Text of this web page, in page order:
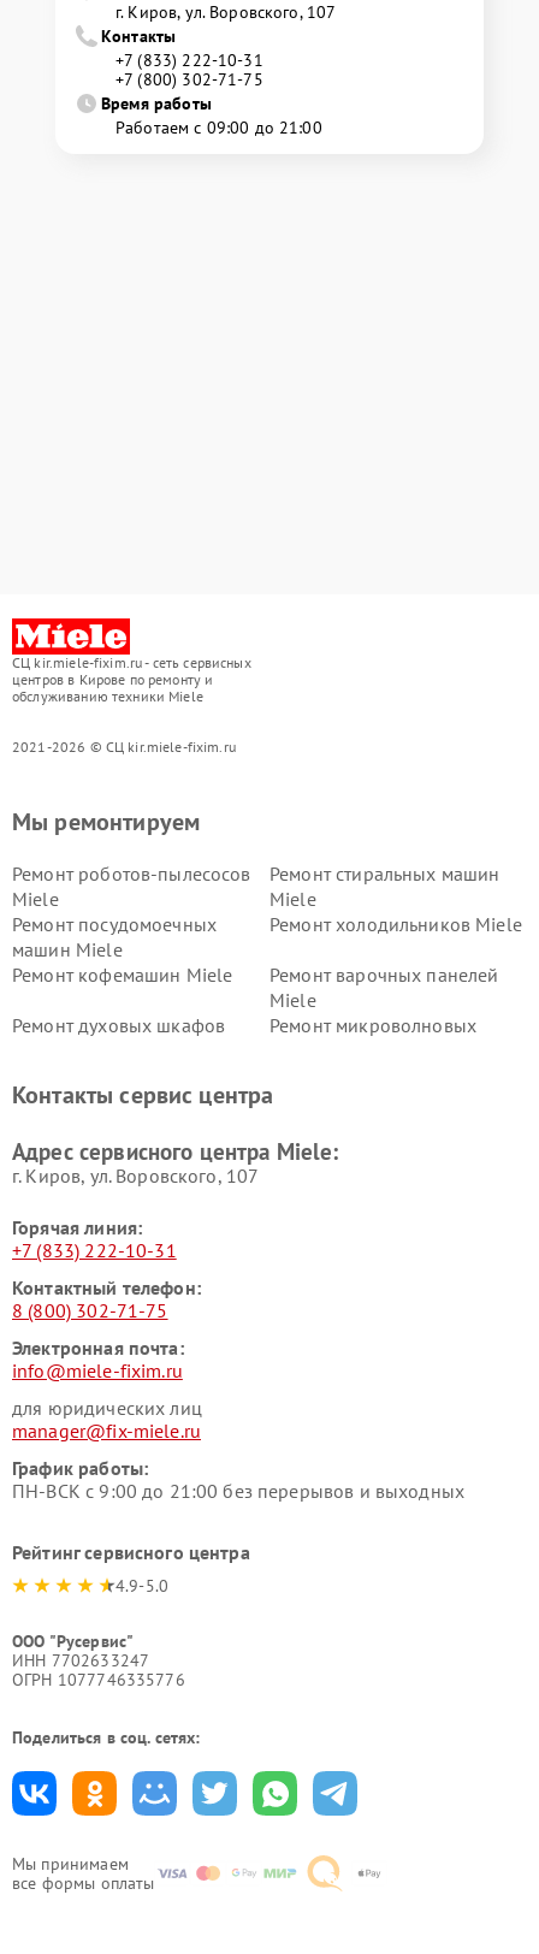
г. Киров, ул. Воровского, 107
Контакты
+7 (833) 222-10-31
+7 (800) 302-71-75
Время работы
Работаем с 09:00 до 21:00
СЦ kir.miele-fixim.ru - сеть сервисных
центров в Кирове по ремонту и
обслуживанию техники Miele
2021-2026 © СЦ kir.miele-fixim.ru
Мы принимаем
все формы оплаты
Мы ремонтируем
Ремонт роботов-пылесосов
Miele
Ремонт стиральных машин
Miele
Ремонт посудомоечных
машин Miele
Ремонт холодильников Miele
Ремонт кофемашин Miele
Ремонт варочных панелей
Miele
Ремонт духовых шкафов
Ремонт микроволновых
Miele
Miele
пылесосов Miele
Контакты сервис центра
Адрес сервисного центра Miele:
г. Киров, ул. Воровского, 107
Горячая линия:
+7 (833) 222-10-31
Контактный телефон:
8 (800) 302-71-75
Электронная почта:
info@miele-fixim.ru
для юридических лиц
manager@fix-miele.ru
График работы:
ПН-ВСК с 9:00 до 21:00 без перерывов и выходных
Рейтинг сервисного центра
4.9-5.0
ООО "Русервис"
ИНН 7702633247
ОГРН 1077746335776
Поделиться в соц. сетях: